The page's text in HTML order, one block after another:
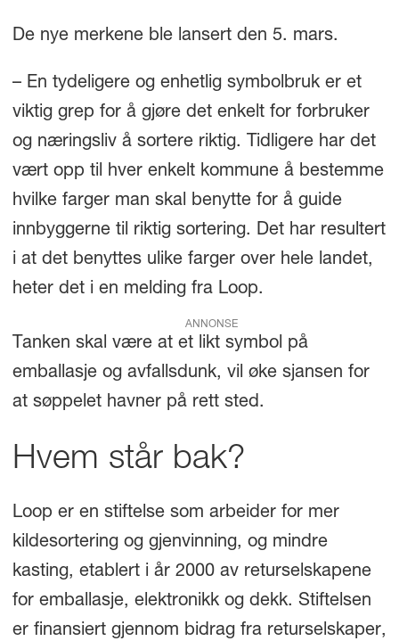
De nye merkene ble lansert den 5. mars.
– En tydeligere og enhetlig symbolbruk er et
viktig grep for å gjøre det enkelt for forbruker
og næringsliv å sortere riktig. Tidligere har det
vært opp til hver enkelt kommune å bestemme
hvilke farger man skal benytte for å guide
innbyggerne til riktig sortering. Det har resultert
i at det benyttes ulike farger over hele landet,
heter det i en melding fra Loop.
ANNONSE
Tanken skal være at et likt symbol på
emballasje og avfallsdunk, vil øke sjansen for
at søppelet havner på rett sted.
Hvem står bak?
Loop er en stiftelse som arbeider for mer
kildesortering og gjenvinning, og mindre
kasting, etablert i år 2000 av returselskapene
for emballasje, elektronikk og dekk. Stiftelsen
er finansiert gjennom bidrag fra returselskaper,